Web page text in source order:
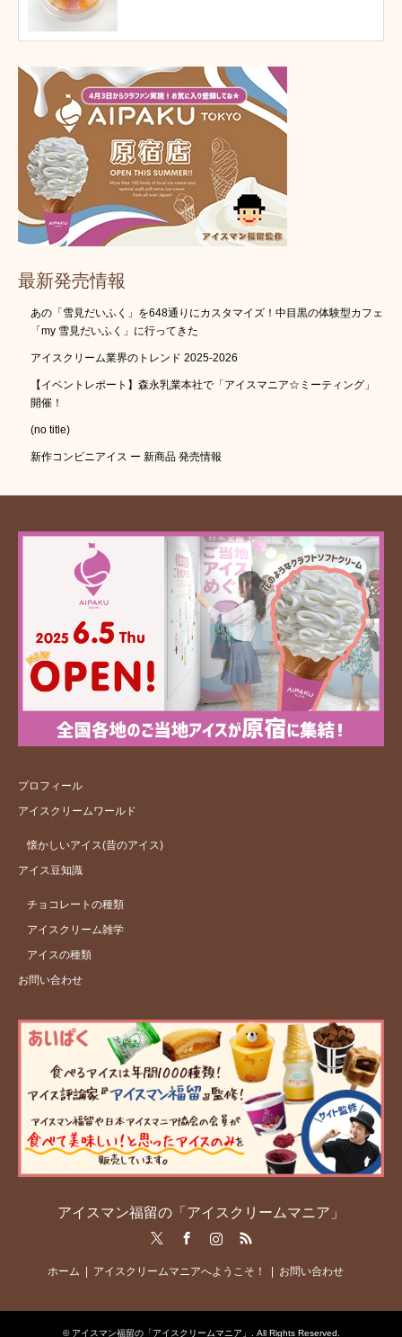
最新発売情報
あの「雪見だいふく」を648通りにカスタマイズ！中目黒の体験型カフェ
「my 雪見だいふく」に行ってきた
アイスクリーム業界のトレンド 2025-2026
【イベントレポート】森永乳業本社で「アイスマニア☆ミーティング」
開催！
(no title)
新作コンビニアイス ー 新商品 発売情報
プロフィール
アイスクリームワールド
懐かしいアイス(昔のアイス)
アイス豆知識
チョコレートの種類
アイスクリーム雑学
アイスの種類
お問い合わせ
アイスマン福留の「アイスクリームマニア」
RSS
ホーム アイスクリームマニアへようこそ！ お問い合わせ
© アイスマン福留の「アイスクリームマニア」 . All Rights Reserved.